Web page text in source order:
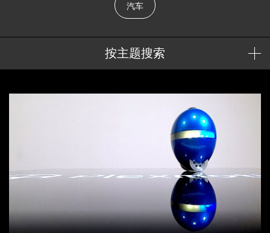
汽车
按主题搜索